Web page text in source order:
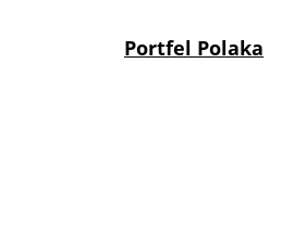
Portfel Polaka